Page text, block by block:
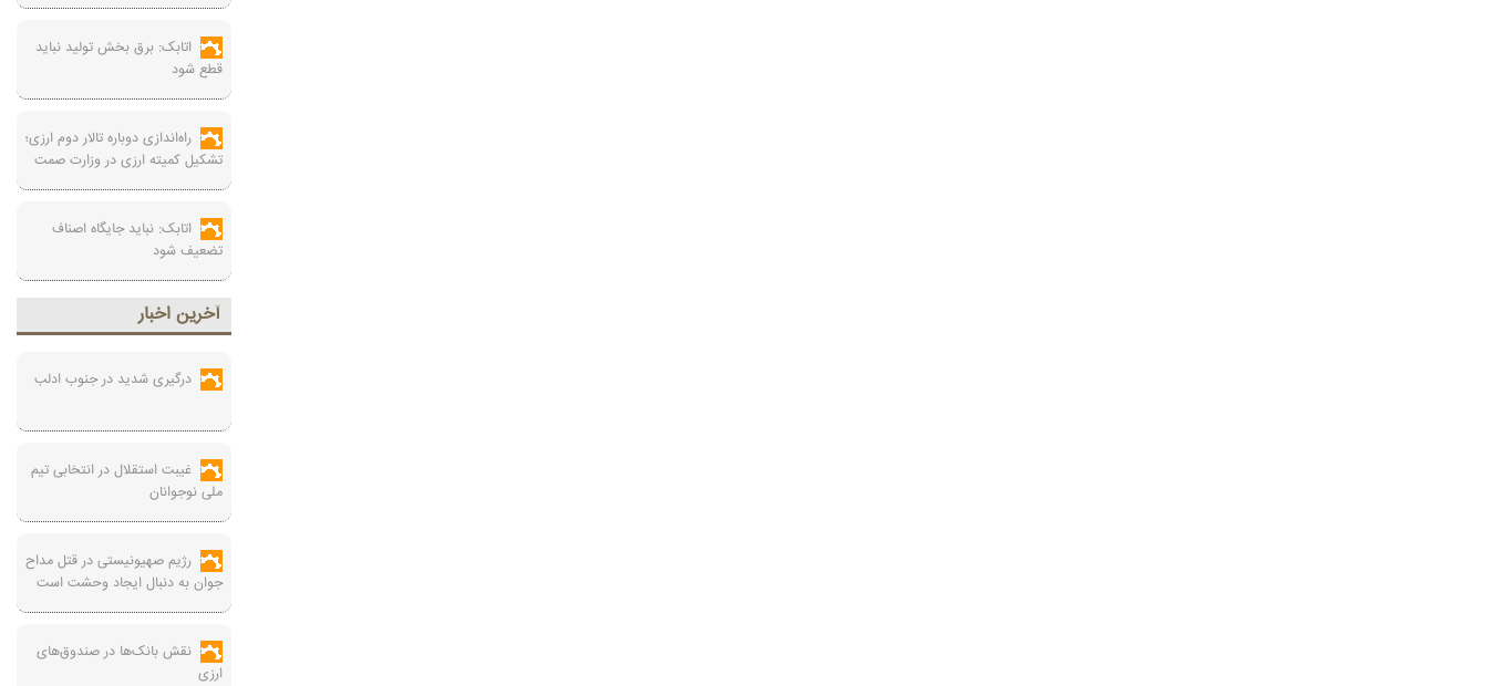
اتابک: برق بخش تولید نباید
قطع شود
راه‌اندازی دوباره تالار دوم ارزی؛
تشکیل کمیته ارزی در وزارت صمت
اتابک: نباید جایگاه اصناف
تضعیف شود
آخرين اخبار
درگیری شدید در جنوب ادلب
غیبت استقلال در انتخابی تیم
ملی نوجوانان
رژیم صهیونیستی در قتل مداح
جوان به دنبال ایجاد وحشت است
نقش بانک‌ها در صندوق‌های
ارزی